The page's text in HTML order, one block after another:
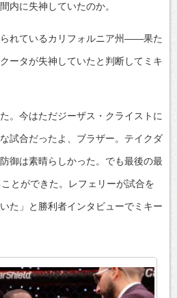
内に失神していたのか。
れているカリフォルニア州――果た
ータが失神していたと判断してミキ
。今はただジーザス・クライストに
試合だったよ、ブラザー。テイクダ
御は素晴らしかった。でも最後の最
とができた。レフェリーが試合を
た」と勝利者インタビューでミキー